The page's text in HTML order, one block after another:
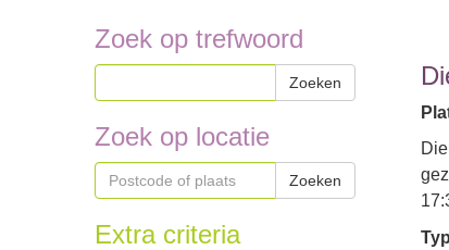
Zoek op trefwoord
Zoeken
Zoek op locatie
Zoeken
Extra criteria